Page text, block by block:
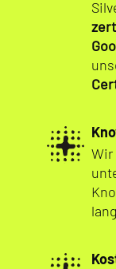
Wir